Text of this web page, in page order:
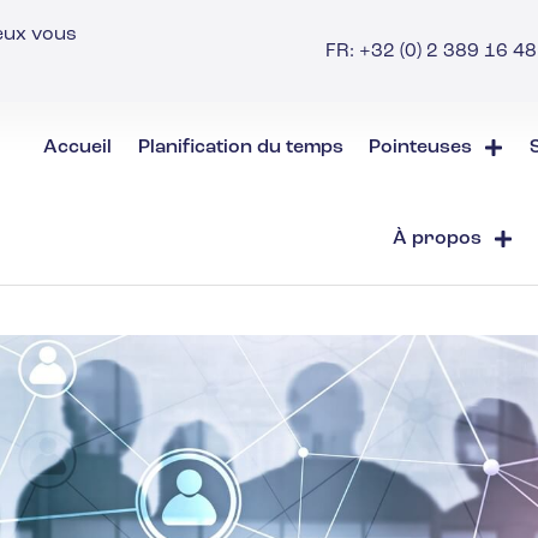
vous
FR: +32 (0) 2 389 16
Accueil Planification du temps Pointeuses
À propos